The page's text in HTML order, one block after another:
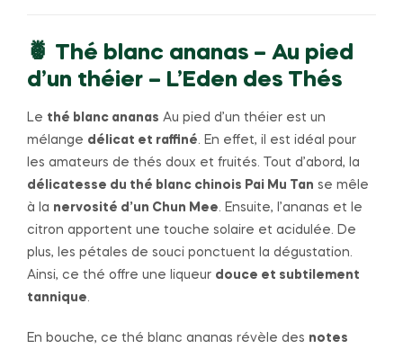
🍍 Thé blanc ananas – Au pied
d’un théier – L’Eden des Thés
Le thé blanc ananas Au pied d’un théier est un
mélange délicat et raffiné. En effet, il est idéal pour
les amateurs de thés doux et fruités. Tout d’abord, la
délicatesse du thé blanc chinois Pai Mu Tan se mêle
à la nervosité d’un Chun Mee. Ensuite, l’ananas et le
citron apportent une touche solaire et acidulée. De
plus, les pétales de souci ponctuent la dégustation.
Ainsi, ce thé offre une liqueur douce et subtilement
tannique.
En bouche, ce thé blanc ananas révèle des notes